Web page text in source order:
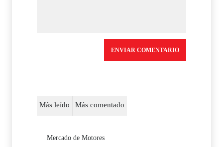
Más leído Más comentado
Mercado de Motores